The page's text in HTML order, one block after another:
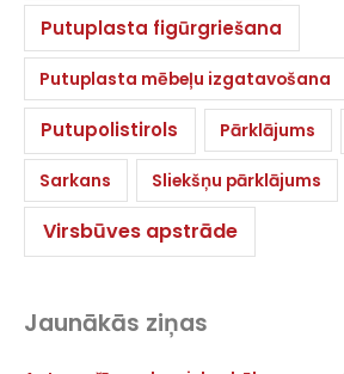
Putuplasta figūrgriešana
Putuplasta mēbeļu izgatavošana
Putupolistirols Pārklājums
Sarkans Sliekšņu pārklājums
Virsbūves apstrāde
Jaunākās ziņas